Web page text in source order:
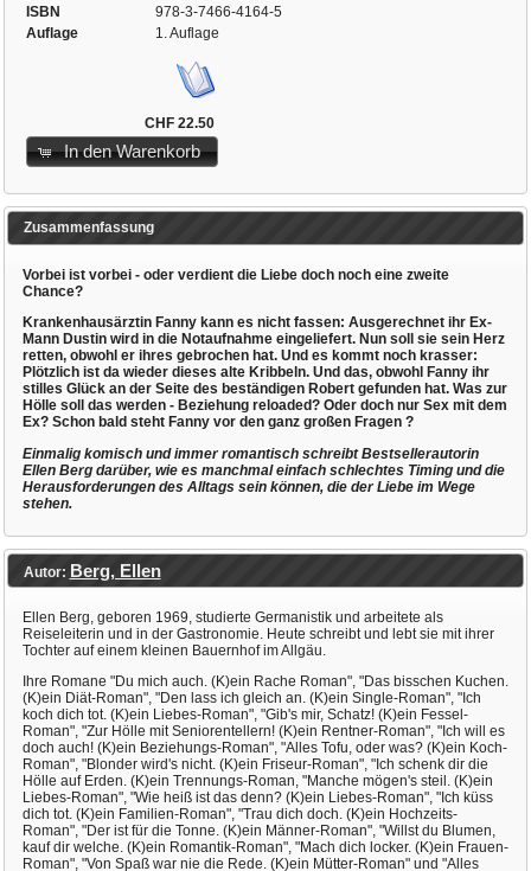
ISBN
978-3-7466-4164-5
Auflage
1. Auflage
CHF 22.50
In den Warenkorb
Zusammenfassung
Vorbei ist vorbei - oder verdient die Liebe doch noch eine zweite
Chance?
Krankenhausärztin Fanny kann es nicht fassen: Ausgerechnet ihr Ex-
Mann Dustin wird in die Notaufnahme eingeliefert. Nun soll sie sein Herz
retten, obwohl er ihres gebrochen hat. Und es kommt noch krasser:
Plötzlich ist da wieder dieses alte Kribbeln. Und das, obwohl Fanny ihr
stilles Glück an der Seite des beständigen Robert gefunden hat. Was zur
Hölle soll das werden - Beziehung reloaded? Oder doch nur Sex mit dem
Ex? Schon bald steht Fanny vor den ganz großen Fragen ?
Einmalig komisch und immer romantisch schreibt Bestsellerautorin
Ellen Berg darüber, wie es manchmal einfach schlechtes Timing und die
Herausforderungen des Alltags sein können, die der Liebe im Wege
stehen.
Autor: Berg, Ellen
Ellen Berg, geboren 1969, studierte Germanistik und arbeitete als
Reiseleiterin und in der Gastronomie. Heute schreibt und lebt sie mit ihrer
Tochter auf einem kleinen Bauernhof im Allgäu.
Ihre Romane "Du mich auch. (K)ein Rache Roman", "Das bisschen Kuchen.
(K)ein Diät-Roman", "Den lass ich gleich an. (K)ein Single-Roman", "Ich
koch dich tot. (K)ein Liebes-Roman", "Gib's mir, Schatz! (K)ein Fessel-
Roman", "Zur Hölle mit Seniorentellern! (K)ein Rentner-Roman", "Ich will es
doch auch! (K)ein Beziehungs-Roman", "Alles Tofu, oder was? (K)ein Koch-
Roman", "Blonder wird's nicht. (K)ein Friseur-Roman", "Ich schenk dir die
Hölle auf Erden. (K)ein Trennungs-Roman, "Manche mögen's steil. (K)ein
Liebes-Roman", "Wie heiß ist das denn? (K)ein Liebes-Roman", "Ich küss
dich tot. (K)ein Familien-Roman", "Trau dich doch. (K)ein Hochzeits-
Roman", "Der ist für die Tonne. (K)ein Männer-Roman", "Willst du Blumen,
kauf dir welche. (K)ein Romantik-Roman", "Mach dich locker. (K)ein Frauen-
Roman", "Von Spaß war nie die Rede. (K)ein Mütter-Roman" und "Alles